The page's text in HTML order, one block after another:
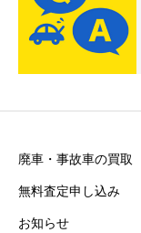
廃車・事故車の買取
無料査定申し込み
お知らせ